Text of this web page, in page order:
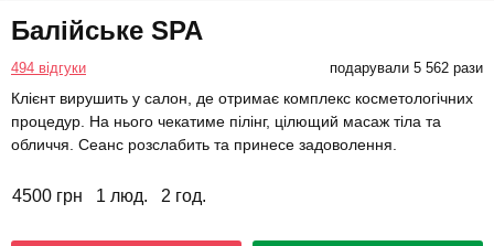
Балійське SPA
494 відгуки подарували 5 562 рази
Клієнт вирушить у салон, де отримає комплекс косметологічних
процедур. На нього чекатиме пілінг, цілющий масаж тіла та
обличчя. Сеанс розслабить та принесе задоволення.
4500 грн 1 люд. 2 год.